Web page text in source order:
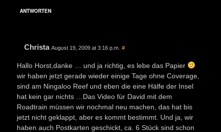
ANTWORTEN
Christa August 19, 2009 at 3:16 p.m. #
Hallo Horst,danke … und ja richtig, es lebe das Papier
wir haben jetzt gerade wieder einige Tage ohne Coverage,
sind am Ningaloo Reef und eben die eine Hälfe der Insel
hat kein gar nichts …Das Video für David mit dem
Roadtrain müssen wir nochmal neu machen, das hat bis
jetzt nicht geklappt, aber es kommt bestimmt. Und ja, wir
haben auch Postkarten geschickt, ca. 6 Stück sind schon